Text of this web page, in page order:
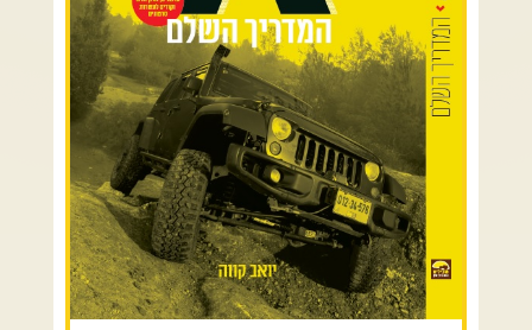
צפון ומערב הנגב
הר הנגב והערבה
רכב שטח רך רכב שטח קשוח